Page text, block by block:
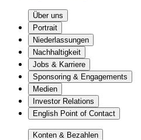
Über uns
Portrait
Niederlassungen
Nachhaltigkeit
Jobs & Karriere
Sponsoring & Engagements
Medien
Investor Relations
English Point of Contact
Konten & Bezahlen